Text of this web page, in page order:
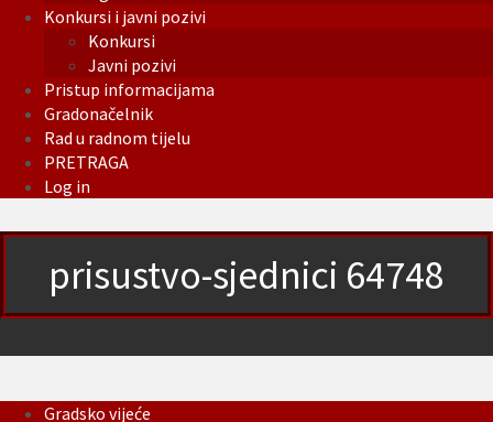
Konkursi i javni pozivi
Konkursi
Javni pozivi
Pristup informacijama
Gradonačelnik
Rad u radnom tijelu
PRETRAGA
Log in
prisustvo-sjednici 64748
Gradsko vijeće